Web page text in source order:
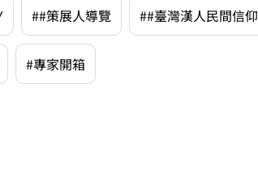
##策展人導覽 ##臺灣漢人民間信仰
#專家開箱